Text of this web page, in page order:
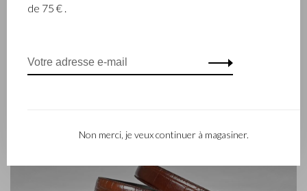
Carisma Crossbody
de 75 € .
Non merci, je veux continuer à magasiner.